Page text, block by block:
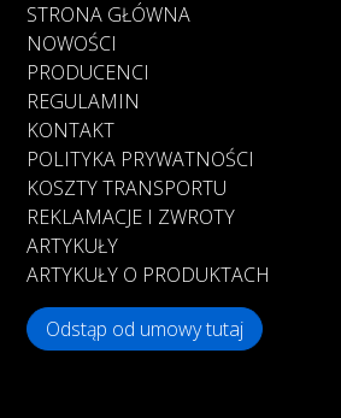
STRONA GŁÓWNA
NOWOŚCI
PRODUCENCI
REGULAMIN
KONTAKT
POLITYKA PRYWATNOŚCI
KOSZTY TRANSPORTU
REKLAMACJE I ZWROTY
ARTYKUŁY
ARTYKUŁY O PRODUKTACH
Odstąp od umowy tutaj